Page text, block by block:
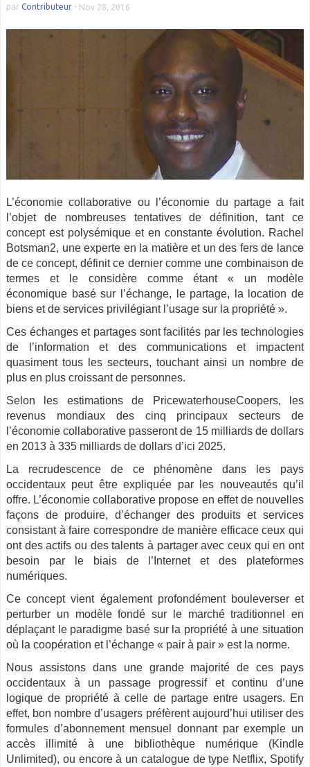
par Contributeur - Nov 28, 2016
L’économie collaborative ou l’économie du partage a fait
l’objet de nombreuses tentatives de définition, tant ce
concept est polysémique et en constante évolution. Rachel
Botsman2, une experte en la matière et un des fers de lance
de ce concept, définit ce dernier comme une combinaison de
termes et le considère comme étant « un modèle
économique basé sur l’échange, le partage, la location de
biens et de services privilégiant l’usage sur la propriété ».
Ces échanges et partages sont facilités par les technologies
de l’information et des communications et impactent
quasiment tous les secteurs, touchant ainsi un nombre de
plus en plus croissant de personnes.
Selon les estimations de PricewaterhouseCoopers, les
revenus mondiaux des cinq principaux secteurs de
l’économie collaborative passeront de 15 milliards de dollars
en 2013 à 335 milliards de dollars d’ici 2025.
La recrudescence de ce phénomène dans les pays
occidentaux peut être expliquée par les nouveautés qu’il
offre. L’économie collaborative propose en effet de nouvelles
façons de produire, d’échanger des produits et services
consistant à faire correspondre de manière efficace ceux qui
ont des actifs ou des talents à partager avec ceux qui en ont
besoin par le biais de l’Internet et des plateformes
numériques.
Ce concept vient également profondément bouleverser et
perturber un modèle fondé sur le marché traditionnel en
déplaçant le paradigme basé sur la propriété à une situation
où la coopération et l’échange « pair à pair » est la norme.
Nous assistons dans une grande majorité de ces pays
occidentaux à un passage progressif et continu d’une
logique de propriété à celle de partage entre usagers. En
effet, bon nombre d’usagers préfèrent aujourd’hui utiliser des
formules d’abonnement mensuel donnant par exemple un
accès illimité à une bibliothèque numérique (Kindle
Unlimited), ou encore à un catalogue de type Netflix, Spotify